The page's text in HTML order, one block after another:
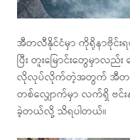
အီတလီနိုင်ငံမှာ ကိုရိုနာဗိုင်း
ပြီး တူးမြောင်းတွေမှာလ
လိုလုပ်လိုက်တဲ့အတွက် အီတလီ
တစ်လျှောက်မှာ လက်ရှိ ဗင်း
ခဲ့တယ်လို့ သိရပါတယ်။